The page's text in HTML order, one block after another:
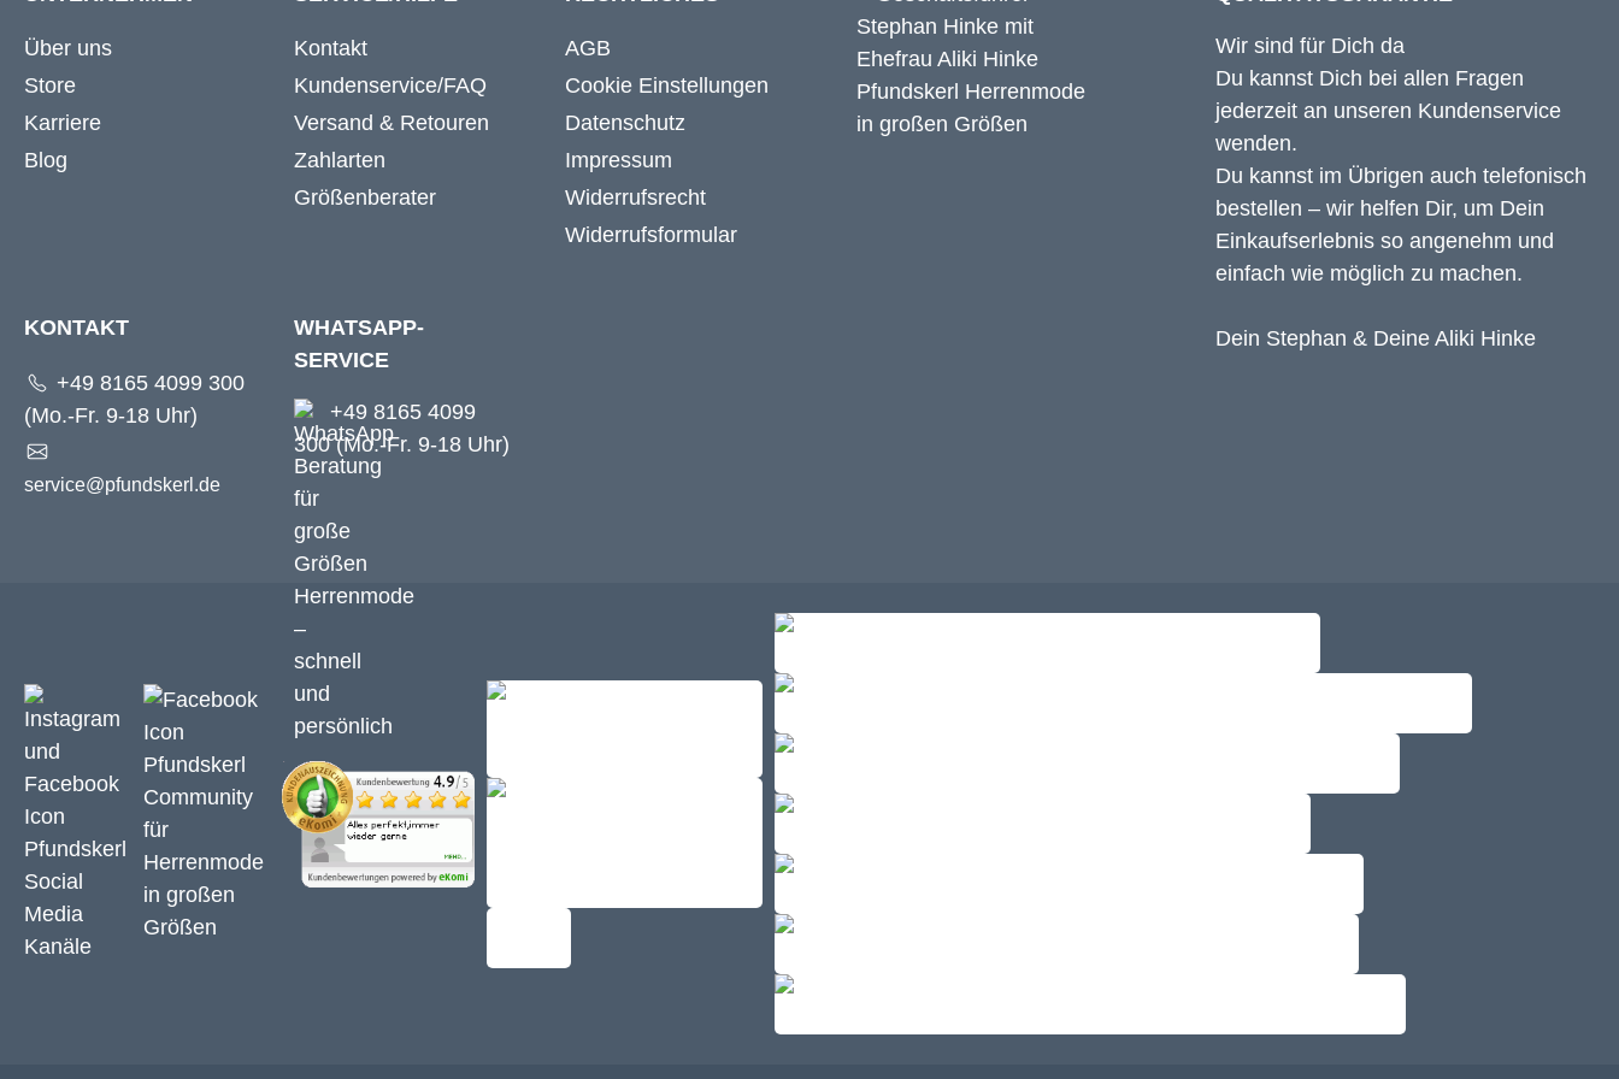
Über uns
Store
Karriere
Blog
Kontakt
Kundenservice/FAQ
Versand & Retouren
Zahlarten
Größenberater
AGB
Cookie Einstellungen
Datenschutz
Impressum
Widerrufsrecht
Widerrufsformular
KONTAKT
+49 8165 4099 300
(Mo.-Fr. 9-18 Uhr)
service@pfundskerl.de
WHATSAPP-
SERVICE
+49 8165 4099
300 (Mo.-Fr. 9-18 Uhr)
Wir sind für Dich da
Du kannst Dich bei allen Fragen
jederzeit an unseren Kundenservice
wenden.
Du kannst im Übrigen auch telefonisch
bestellen – wir helfen Dir, um Dein
Einkaufserlebnis so angenehm und
einfach wie möglich zu machen.
Dein Stephan & Deine Aliki Hinke